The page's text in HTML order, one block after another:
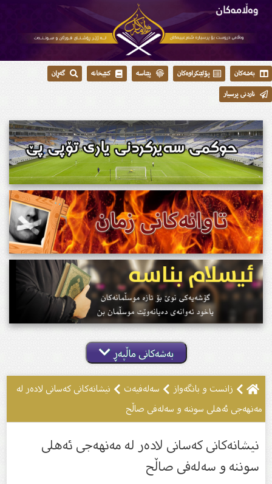
بەشەکان پۆلێنکراوەکان پێناسە کتێبخانە
گەڕان
ناردنی پرسیار
بەشەکانی ماڵپەڕ
زانست و بانگەواز سەلەفیەت
نیشانەکانى کەسانى لادەر لە
مەنهەجی ئەهلى سوننە و سەلەفى صاڵح
نیشانەکانى کەسانى لادەر لە مەنهەجی ئەهلى
سوننە و سەلەفى صاڵح